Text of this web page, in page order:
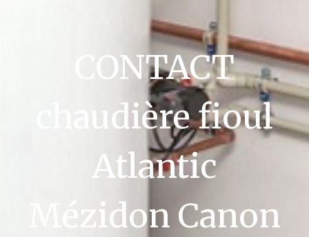
CONTACT
chaudière fioul
Atlantic
Mézidon Canon